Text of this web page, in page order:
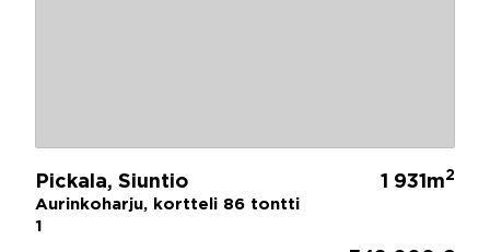
Pickala, Siuntio
Aurinkoharju, kortteli 86 tontti
1
1 931m2